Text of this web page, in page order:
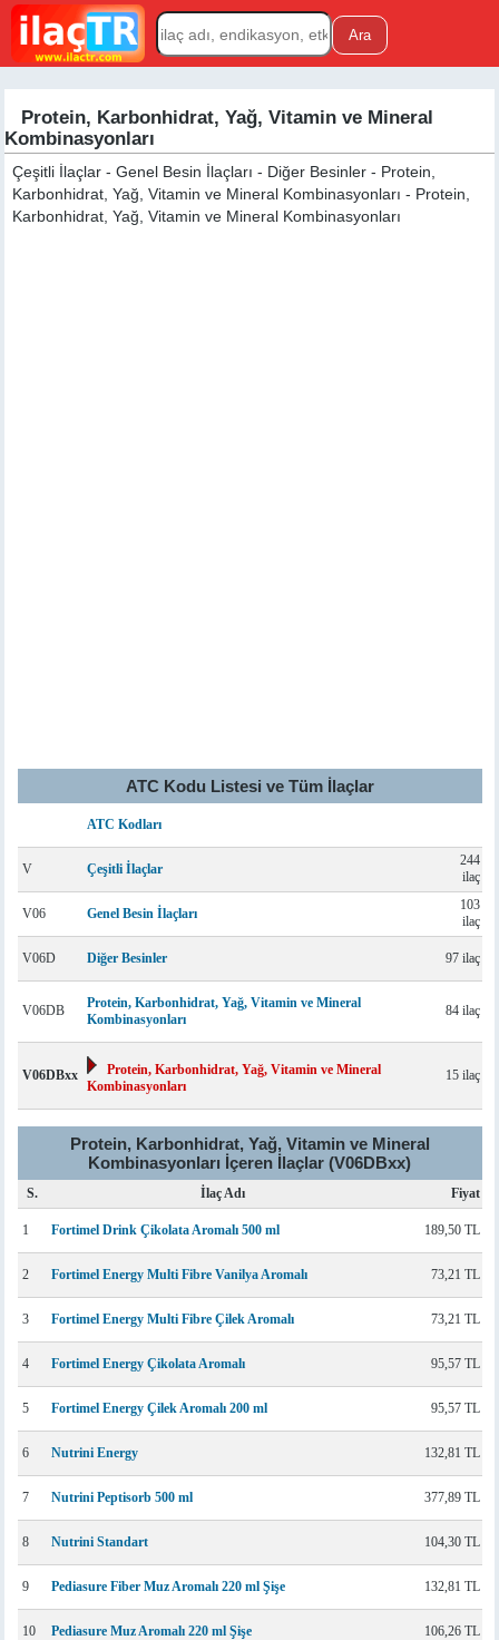
Protein, Karbonhidrat, Yağ, Vitamin ve Mineral
Kombinasyonları
Çeşitli İlaçlar - Genel Besin İlaçları - Diğer Besinler - Protein,
Karbonhidrat, Yağ, Vitamin ve Mineral Kombinasyonları - Protein,
Karbonhidrat, Yağ, Vitamin ve Mineral Kombinasyonları
ATC Kodu Listesi ve Tüm İlaçlar
ATC Kodları
V Çeşitli İlaçlar
244
ilaç
V06 Genel Besin İlaçları
103
ilaç
V06D Diğer Besinler 97 ilaç
V06DB
Protein, Karbonhidrat, Yağ, Vitamin ve Mineral
Kombinasyonları
84 ilaç
V06DBxx
Protein, Karbonhidrat, Yağ, Vitamin ve Mineral
Kombinasyonları
15 ilaç
Protein, Karbonhidrat, Yağ, Vitamin ve Mineral
Kombinasyonları İçeren İlaçlar (V06DBxx)
S. İlaç Adı Fiyat
1 Fortimel Drink Çikolata Aromalı 500 ml 189,50 TL
2 Fortimel Energy Multi Fibre Vanilya Aromalı 73,21 TL
3 Fortimel Energy Multi Fibre Çilek Aromalı 73,21 TL
4 Fortimel Energy Çikolata Aromalı 95,57 TL
5 Fortimel Energy Çilek Aromalı 200 ml 95,57 TL
6 Nutrini Energy 132,81 TL
7 Nutrini Peptisorb 500 ml 377,89 TL
8 Nutrini Standart 104,30 TL
9 Pediasure Fiber Muz Aromalı 220 ml Şişe 132,81 TL
10 Pediasure Muz Aromalı 220 ml Şişe 106,26 TL